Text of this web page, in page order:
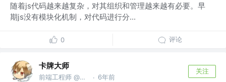
随着js代码越来越复杂，对其组织和管理越来越有必要。早
期js没有模块化机制，对代码进行分...
0 评论
卡牌大师
前端工程师 @前腾讯工程师 · 6年前
关注